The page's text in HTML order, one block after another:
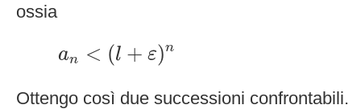
ossia
an < (l + ε)n
< (l+ ε n
Ottengo così due successioni confrontabili.